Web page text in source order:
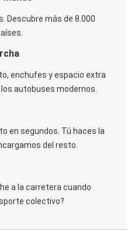
Descubre más de 8.000
enchufes y espacio extra
autobuses modernos.
en segundos. Tú haces la
del resto.
a la carretera cuando
colectivo?